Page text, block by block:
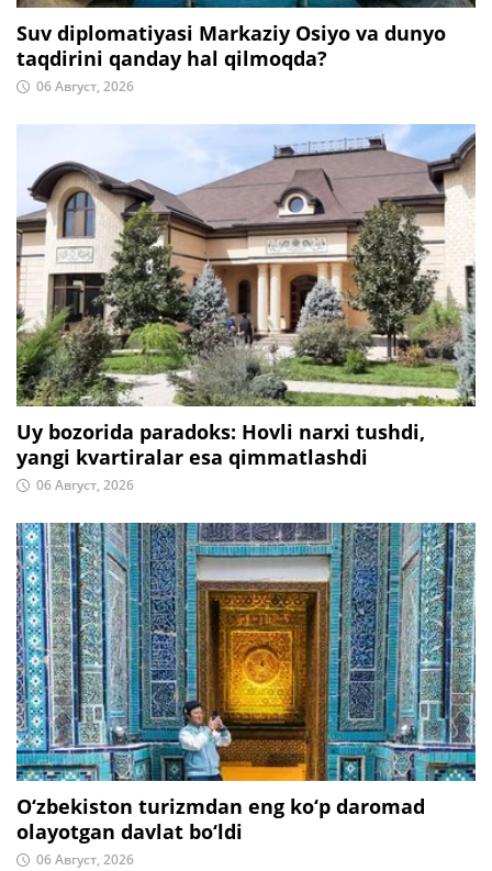
Suv diplomatiyasi Markaziy Osiyo va dunyo
taqdirini qanday hal qilmoqda?
06 Август, 2026
Uy bozorida paradoks: Hovli narxi tushdi,
yangi kvartiralar esa qimmatlashdi
06 Август, 2026
O‘zbekiston turizmdan eng ko‘p daromad
olayotgan davlat bo‘ldi
06 Август, 2026